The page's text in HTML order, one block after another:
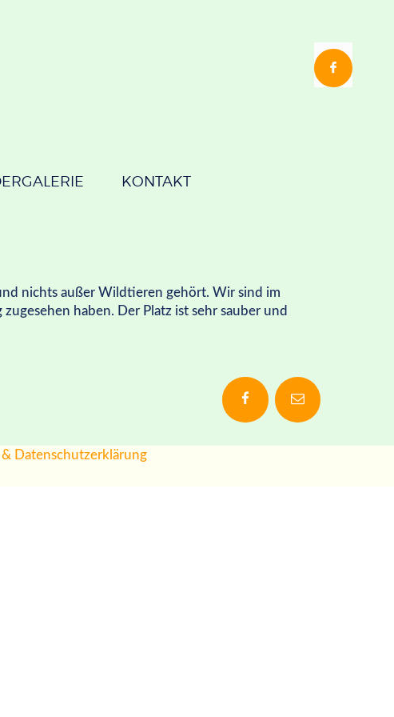
KONTAKT
nichts außer Wildtieren gehört. Wir sind im
haben. Der Platz ist sehr sauber und
& Datenschutzerklärung